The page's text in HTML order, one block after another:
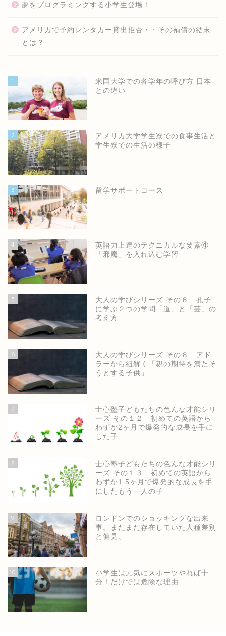
夢をプログラミングする小学生登場！
アメリカで予約レンタカー貸出拒否・・その補償の結末
とは？
1
米国大学での各学年の呼び方 日本
との違い
2
アメリカ大学学生寮での食事生活と
学生寮での生活の様子
3 留学サポートコース
4
英語力上達のテクニカルな要素④
「邪魔」を入れ込む学習
5
大人の学びシリーズ その６ 孔子
に学ぶ２つの学問「道」と「芸」の
考え方
6
大人の学びシリーズ その８ アド
ラーから紐解く「親の期待を満たそ
うとする子供」
7
士心塾子どもたちの色んな才能シリ
ーズ その１２ 初めての英語から
わずか2ヶ月で爆発的な成長を手に
した子
8
士心塾子どもたちの色んな才能シリ
ーズ その１３ 初めての英語から
わずか1.5ヶ月で爆発的な成長を手
にしたもう一人の子
9
ロンドンでのショッキングな出来
事。まだまだ存在していた人種差別
と偏見。
10
小学生は元気にスポーツやれば十
分！だけでは危険な理由